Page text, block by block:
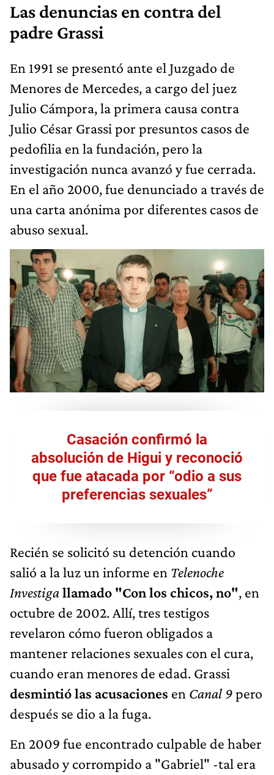
Las denuncias en contra del
padre Grassi
En 1991 se presentó ante el Juzgado de
Menores de Mercedes, a cargo del juez
Julio Cámpora, la primera causa contra
Julio César Grassi por presuntos casos de
pedofilia en la fundación, pero la
investigación nunca avanzó y fue cerrada.
En el año 2000, fue denunciado a través de
una carta anónima por diferentes casos de
abuso sexual.
Casación confirmó la
absolución de Higui y reconoció
que fue atacada por “odio a sus
preferencias sexuales”
Recién se solicitó su detención cuando
salió a la luz un informe en Telenoche
Investigallamado "Con los chicos, no", en
octubre de 2002. Allí, tres testigos
revelaron cómo fueron obligados a
mantener relaciones sexuales con el cura,
cuando eran menores de edad. Grassi
desmintió las acusaciones en Canal 9pero
después se dio a la fuga.
En 2009 fue encontrado culpable de haber
abusado y corrompido a "Gabriel" -tal era